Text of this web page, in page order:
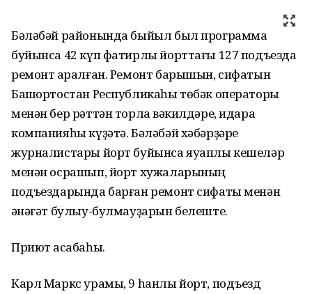
Бәләбәй районында быйыл был программа
буйынса 42 күп фатирлы йорттағы 127 подъезда
ремонт ҡаралған. Ремонт барышын, сифатын
Башҡортостан Республикаһы төбәк операторы
менән бер рәттән торлаҡ вәкилдәре, идара
компанияһы күҙәтә. Бәләбәй хәбәрҙәре
журналистары йорт буйынса яуаплы кешеләр
менән осрашып, йорт хужаларының
подъездарында барған ремонт сифаты менән
ҡәнәғәт булыу-булмауҙарын белеште.
Приют ҡасабаһы.
Карл Маркс урамы, 9 һанлы йорт, подъезд